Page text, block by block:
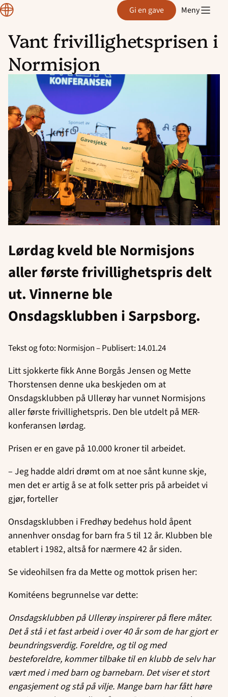
Hopp
til
innhold
Normisjon Gi en gave Meny
Vant frivillighetsprisen i
Normisjon
Lørdag kveld ble Normisjons
aller første frivillighetspris delt
ut. Vinnerne ble
Onsdagsklubben i Sarpsborg.
Tekst og foto: Normisjon – Publisert: 14.01.24
Litt sjokkerte fikk Anne Borgås Jensen og Mette
Thorstensen denne uka beskjeden om at
Onsdagsklubben på Ullerøy har vunnet Normisjons
aller første frivillighetspris. Den ble utdelt på MER-
konferansen lørdag.
Prisen er en gave på 10.000 kroner til arbeidet.
– Jeg hadde aldri drømt om at noe sånt kunne skje,
men det er artig å se at folk setter pris på arbeidet vi
gjør, forteller
Onsdagsklubben i Fredhøy bedehus hold åpent
annenhver onsdag for barn fra 5 til 12 år. Klubben ble
etablert i 1982, altså for nærmere 42 år siden.
Se videohilsen fra da Mette og mottok prisen her:
Komitéens begrunnelse var dette:
Onsdagsklubben på Ullerøy inspirerer på flere måter.
Det å stå i et fast arbeid i over 40 år som de har gjort er
beundringsverdig. Foreldre, og til og med
besteforeldre, kommer tilbake til en klubb de selv har
vært med i med barn og barnebarn. Det viser et stort
engasjement og stå på vilje. Mange barn har fått høre